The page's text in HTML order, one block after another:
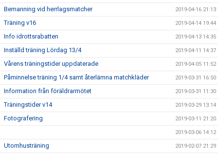
Bemanning vid herrlagsmatcher 2019-04-16 21:13
Träning v16 2019-04-14 19:44
Info idrottsrabatten 2019-04-13 14:35
Inställd träning Lördag 13/4 2019-04-11 14:37
Vårens träningstider uppdaterade 2019-04-05 11:52
Påminnelse träning 1/4 samt återlämna matchkläder 2019-03-31 16:50
Information från föräldrarmötet 2019-03-31 11:30
Träningstider v14 2019-03-29 13:14
Fotografering 2019-03-11 21:20
2019-03-06 14:12
Utomhusträning 2019-02-07 21:29